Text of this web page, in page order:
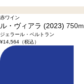
赤ワイン
ル・ヴィアラ (2023) 750ml
ジェラール・ベルトラン
¥14,564（税込）